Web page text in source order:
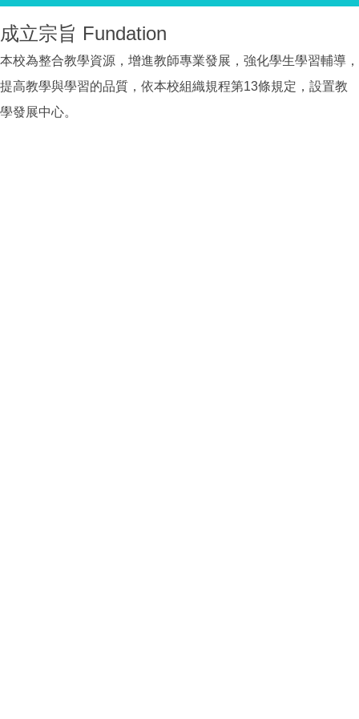
成立宗旨 Fundation
本校為整合教學資源，增進教師專業發展，強化學生學習輔導，
提高教學與學習的品質，依本校組織規程第13條規定，設置教
學發展中心。